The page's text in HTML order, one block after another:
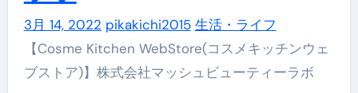
3月 14, 2022 pikakichi2015 生活・ライフ
【Cosme Kitchen WebStore(コスメキッチンウェ
ブストア)】株式会社マッシュビューティーラボ